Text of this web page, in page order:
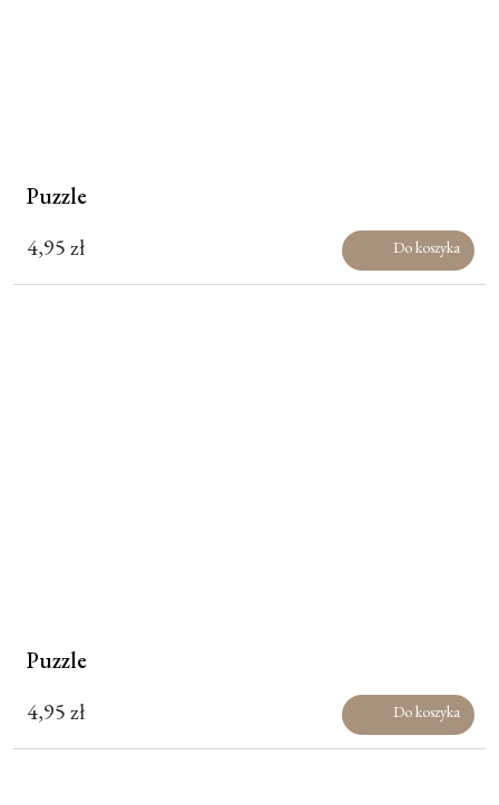
Puzzle
4,95zł Do koszyka
Puzzle
4,95zł Do koszyka